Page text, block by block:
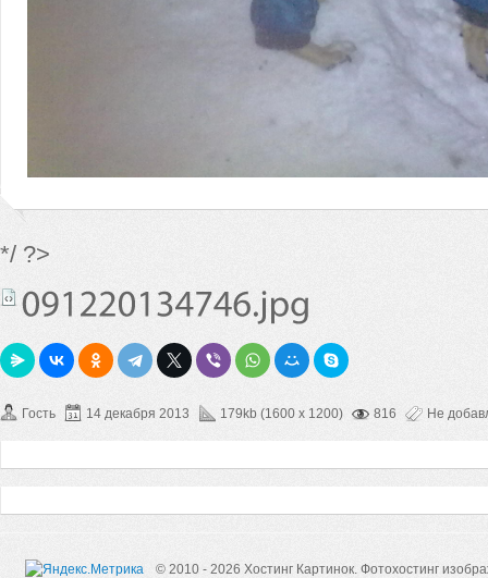
*/ ?>
Гость 14 декабря 2013 179kb (1600 x 1200) 816 Не
© 2010 - 2026 Хостинг Картинок. Фотохостинг